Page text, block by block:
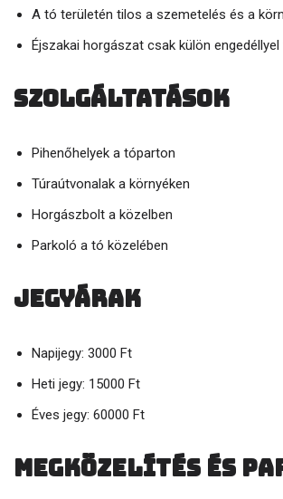
A tó területén tilos a szemetelés és a
Éjszakai horgászat csak külön engedéllyel
Szolgáltatások
Pihenőhelyek a tóparton
Túraútvonalak a környéken
Horgászbolt a közelben
Parkoló a tó közelében
Jegyárak
Napijegy: 3000 Ft
Heti jegy: 15000 Ft
Éves jegy: 60000 Ft
Megközelítés és